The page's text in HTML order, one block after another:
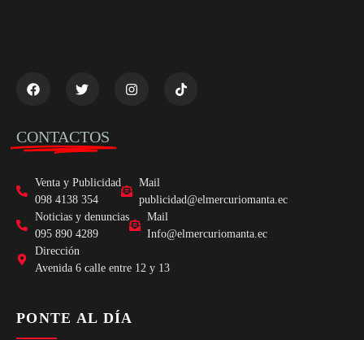
CONTACTOS
Venta y Publicidad
098 4138 354
Mail
publicidad@elmercuriomanta.ec
Noticias y denuncias
095 890 4289
Mail
Info@elmercuriomanta.ec
Dirección
Avenida 6 calle entre 12 y 13
PONTE AL DÍA